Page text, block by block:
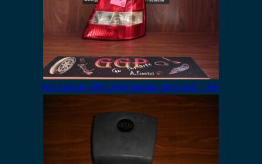
Kia Sorento 2002-2006 Φανάρι πίσω Δεξί – ΘΕ